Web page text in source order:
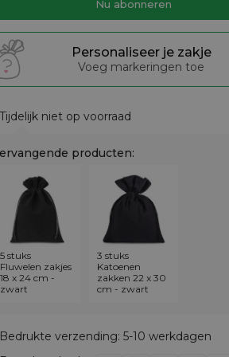
Personaliseer je zakje
Voeg markeringen toe
niet op voorraad
producten:
5 stuks
Fluwelen zakjes
18 x 24 cm -
zwart
3 stuks
Katoenen
zakken 22 x 30
cm - zwart
verzending: 5-10 werkdagen